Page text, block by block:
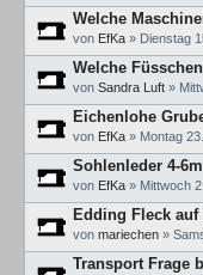
Welche
von EfKa » Dienstag
Welche
von Sandra Luft »
Eichenlohe
von EfKa » Montag
Sohlenleder 4-
von EfKa » Mittwoch
Edding Fleck auf
von mariechen »
Transport Frage